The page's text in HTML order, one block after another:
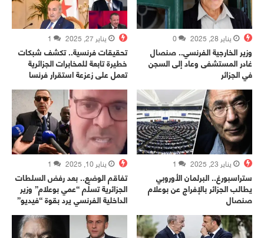
يناير 28, 2025 0
وزير الخارجية الفرنسي.. صنصال
غادر المستشفى وعاد إلى السجن
في الجزائر
يناير 27, 2025 1
تحقيقات فرنسية.. تكشف شبكات
خطيرة تابعة للمخابرات الجزائرية
تعمل على زعزعة استقرار فرنسا
يناير 23, 2025 1
ستراسبورغ.. البرلمان الأوروبي
يطالب الجزائر بالإفراج عن بوعلام
صنصال
يناير 10, 2025 1
تفاقم الوضع.. بعد رفض السلطات
الجزائرية تسلُّم “عمي بوعلام” وزير
الداخلية الفرنسي يرد بقوة “فيديو”